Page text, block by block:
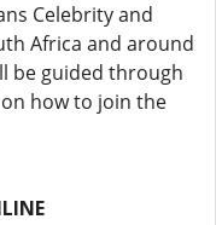
Celebrity and
Africa and around
be guided through
how to join the